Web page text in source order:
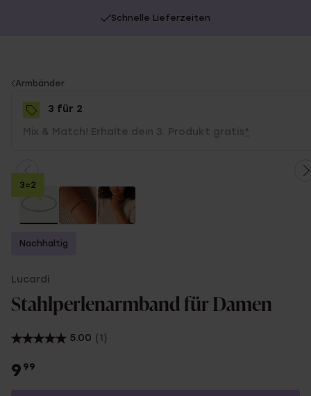
Schnelle Lieferzeiten
You
are
here:
Armbänder
3 für 2
Mix & Match! Erhalte dein 3. Produkt gratis *
3=2
Nachhaltig
Lucardi
Stahlperlenarmband für Damen
5.00 (1)
9 99